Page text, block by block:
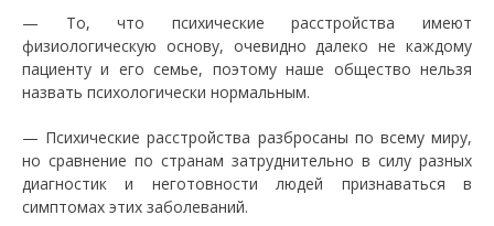
— То, что психические расстройства имеют
физиологическую основу, очевидно далеко не каждому
пациенту и его семье, поэтому наше общество нельзя
назвать психологически нормальным.
— Психические расстройства разбросаны по всему миру,
но сравнение по странам затруднительно в силу разных
диагностик и неготовности людей признаваться в
симптомах этих заболеваний.